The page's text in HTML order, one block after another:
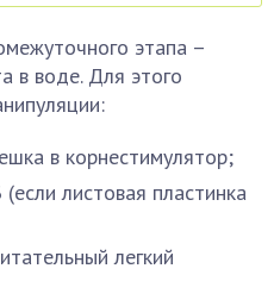
этапа –
в воде. Для этого
в корнестимулятор;
листовая пластинка
легкий